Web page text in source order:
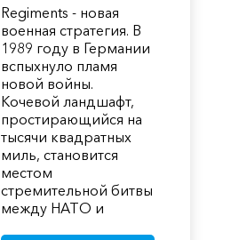
Regiments - новая
военная стратегия. В
1989 году в Германии
вспыхнуло пламя
новой войны.
Кочевой ландшафт,
простирающийся на
тысячи квадратных
миль, становится
местом
стремительной битвы
между НАТО и